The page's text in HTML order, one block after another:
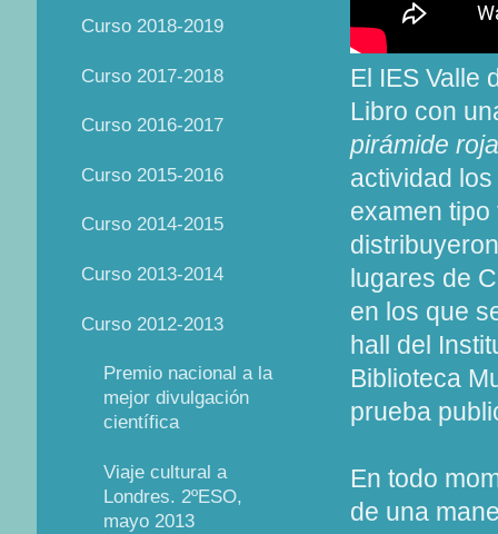
El IES Valle
Libro con
pirámide roja
actividad
examen
lugares de
en los que
hall del
Biblioteca
prueba
En todo
de una
Curso 2018-2019
Curso 2017-2018
Curso 2016-2017
Curso 2015-2016
Curso 2014-2015
Curso 2013-2014
Curso 2012-2013
Premio nacional a la
mejor divulgación
científica
Viaje cultural a
Londres. 2ºESO,
mayo 2013